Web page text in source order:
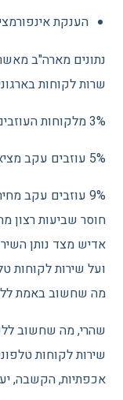
הענקת
נתונים מארה"ב
שרות לקוחות
3% מלקוחות העוזבים ספק/ארגון עוזבים ללא סיבה מסוימת,
5% עוזבים עקב מציאת ספק/ארגון טובים יותר לטעמם,
אדיש מצד נותן
ועל שירות לקוחות
מה שחשוב באמת
שהרי, מה שחשוב
שירות לקוחות
אכפתיות, הקשבה,